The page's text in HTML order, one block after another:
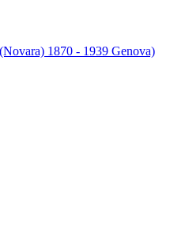
1870 - 1939 Genova)